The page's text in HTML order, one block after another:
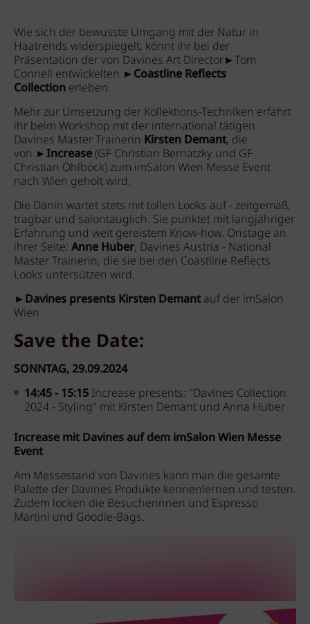
Wie sich der bewusste Umgang mit der Natur in
Haatrends widerspiegelt, könnt ihr bei der
Präsentation der von Davines Art Director►Tom
Connell entwickelten ► Coastline Reflects
Collection erleben.
Mehr zur Umsetzung der Kollektions-Techniken erfahrt
ihr beim Workshop mit der international tätigen
Davines Master Trainerin Kirsten Demant, die
von ►Increase(GF Christian Bernatzky und GF
Christian Öhlböck) zum imSalon Wien Messe Event
nach Wien geholt wird.
Die Dänin wartet stets mit tollen Looks auf - zeitgemäß,
tragbar und salontauglich. Sie punktet mit langjähriger
Erfahrung und weit gereistem Know-how. Onstage an
ihrer Seite: Anne Huber, Davines Austria - National
Master Trainerin, die sie bei den Coastline Reflects
Looks untersützen wird.
► Davines presents Kirsten Demantauf der imSalon
Wien
Save the Date:
SONNTAG, 29.09.2024
14:45 - 15:15 Increase presents: "Davines Collection
2024 - Styling" mit Kirsten Demant und Anna Huber
Increase mit Davines auf dem imSalon Wien Messe
Event
Am Messestand von Davines kann man die gesamte
Palette der Davines Produkte kennenlernen und testen.
Zudem locken die Besucherinnen und Espresso
Martini und Goodie-Bags.